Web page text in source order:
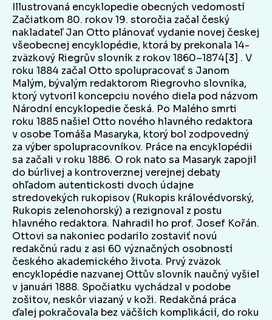
Illustrovaná encyklopedie obecných vedomostí
Začiatkom 80. rokov 19. storočia začal český
nakladateľ Jan Otto plánovať vydanie novej českej
všeobecnej encyklopédie, ktorá by prekonala 14-
zväzkový Riegrův slovník z rokov 1860–1874[3] . V
roku 1884 začal Otto spolupracovať s Janom
Malým, bývalým redaktorom Riegrovho slovníka,
ktorý vytvoril koncepciu nového diela pod názvom
Národní encyklopedie česká. Po Malého smrti
roku 1885 našiel Otto nového hlavného redaktora
v osobe Tomáša Masaryka, ktorý bol zodpovedný
za výber spolupracovníkov. Práce na encyklopédii
sa začali v roku 1886. O rok nato sa Masaryk zapojil
do búrlivej a kontroverznej verejnej debaty
ohľadom autentickosti dvoch údajne
stredovekých rukopisov (Rukopis královédvorský,
Rukopis zelenohorský) a rezignoval z postu
hlavného redaktora. Nahradil ho prof. Josef Kořán.
Ottovi sa nakoniec podarilo zostaviť novú
redakčnú radu z asi 60 význačných osobností
českého akademického života. Prvý zväzok
encyklopédie nazvanej Ottův slovník naučný vyšiel
v januári 1888. Spočiatku vychádzal v podobe
zošitov, neskôr viazaný v koži. Redakčná práca
ďalej pokračovala bez väčších komplikácií, do roku